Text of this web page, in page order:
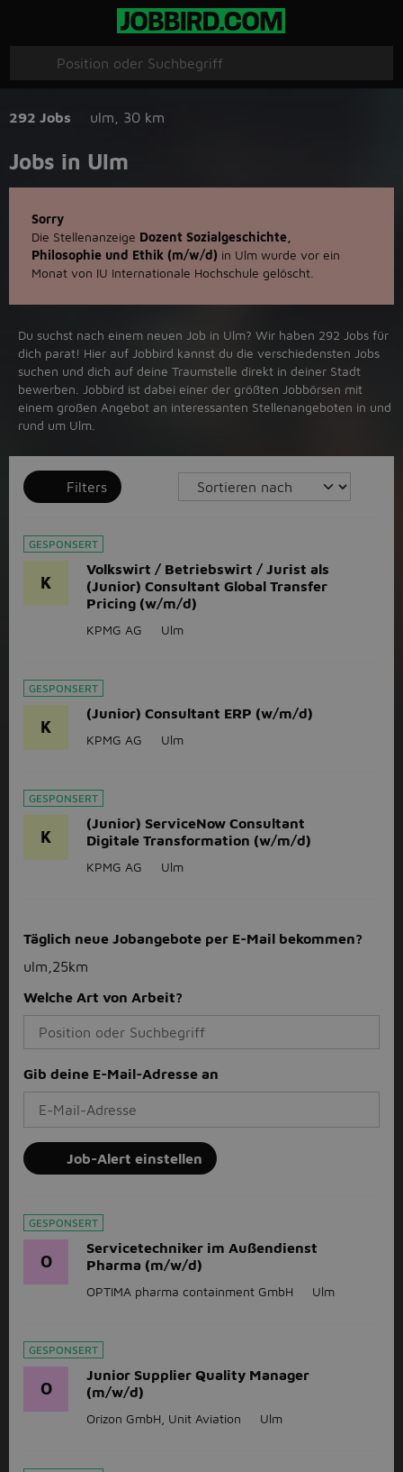
292 Jobs ulm 30 km
Jobs in Ulm
Sorry
Die Stellenanzeige Dozent Sozialgeschichte,
Philosophie und Ethik (m/w/d) in Ulm wurde vor ein
Monat von IU Internationale Hochschule gelöscht.
Du suchst nach einem neuen Job in Ulm? Wir haben 292 Jobs für
dich parat! Hier auf Jobbird kannst du die verschiedensten Jobs
suchen und dich auf deine Traumstelle direkt in deiner Stadt
bewerben. Jobbird ist dabei einer der größten Jobbörsen mit
einem großen Angebot an interessanten Stellenangeboten in und
rund um Ulm.
Filters
GESPONSERT
K
Volkswirt / Betriebswirt / Jurist als
(Junior) Consultant Global Transfer
Pricing (w/m/d)
KPMG AG Ulm
GESPONSERT
K
(Junior) Consultant ERP (w/m/d)
KPMG AG Ulm
GESPONSERT
K
(Junior) ServiceNow Consultant
Digitale Transformation (w/m/d)
KPMG AG Ulm
Täglich neue Jobangebote per E-Mail bekommen?
ulm,25km
Welche Art von Arbeit?
Gib deine E-Mail-Adresse an
Job-Alert einstellen
GESPONSERT
O
Servicetechniker im Außendienst
Pharma (m/w/d)
OPTIMA pharma containment GmbH Ulm
GESPONSERT
O
Junior Supplier Quality Manager
(m/w/d)
Orizon GmbH, Unit Aviation Ulm